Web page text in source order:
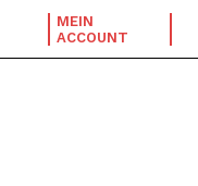
MEIN
ACCOUNT